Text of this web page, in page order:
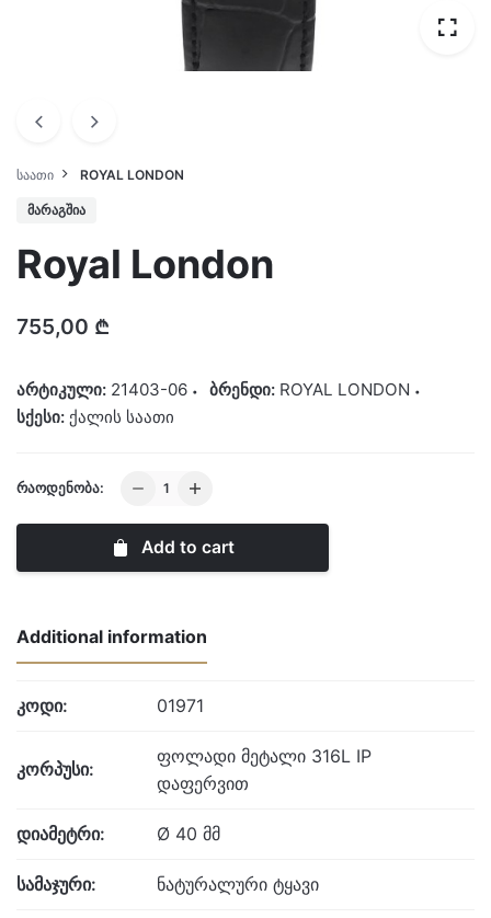
ᲡᲐᲐᲗᲘ ROYAL LONDON
ᲛᲐᲠᲐᲒᲨᲘᲐ
Royal London
755,00 ₾
არტიკული: 21403-06 ბრენდი: ROYAL LONDON
სქესი: ქალის საათი
ᲠᲐᲝᲓᲔᲜᲝᲑᲐ:
Royal
quantity
Add to cart
Additional information
კოდი: 01971
კორპუსი:
ფოლადი მეტალი 316L IP
დაფერვით
დიამეტრი: Ø 40 მმ
სამაჯური: ნატურალური ტყავი